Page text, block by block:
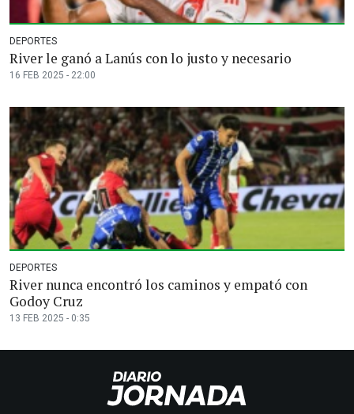
DEPORTES
River le ganó a Lanús con lo justo y necesario
16 FEB 2025 - 22:00
DEPORTES
River nunca encontró los caminos y empató con
Godoy Cruz
13 FEB 2025 - 0:35